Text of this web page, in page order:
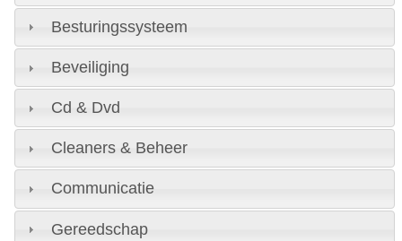
Besturingssysteem
Beveiliging
Cd & Dvd
Cleaners & Beheer
Communicatie
Gereedschap